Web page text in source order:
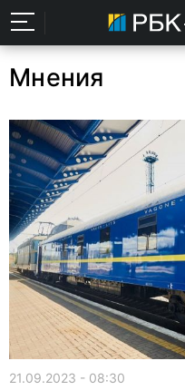
Мнения
21.09.2023 - 08:30